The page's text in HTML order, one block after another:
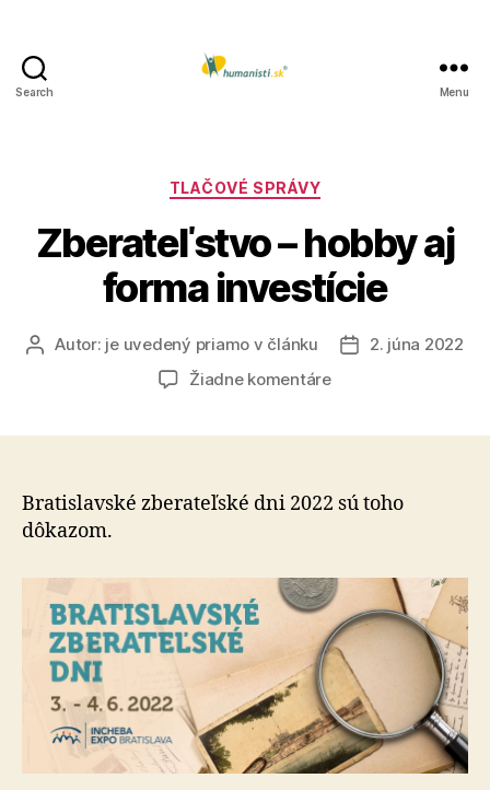
Search Menu
Kategórie
TLAČOVÉ SPRÁVY
Zberateľstvo – hobby aj
forma investície
AutorAutor: je uvedený priamo v článku
Dátum
2. júna 2022
Žiadne komentárena
forma
Bratislavské zberateľské dni 2022 sú toho
dôkazom.